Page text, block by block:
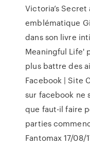
Victoria’s Secret
emblématique
dans son livre
Meaningful Life'
plus battre des
Facebook | Site
sur facebook ne
que faut-il faire
parties
Fantomax 17/08/